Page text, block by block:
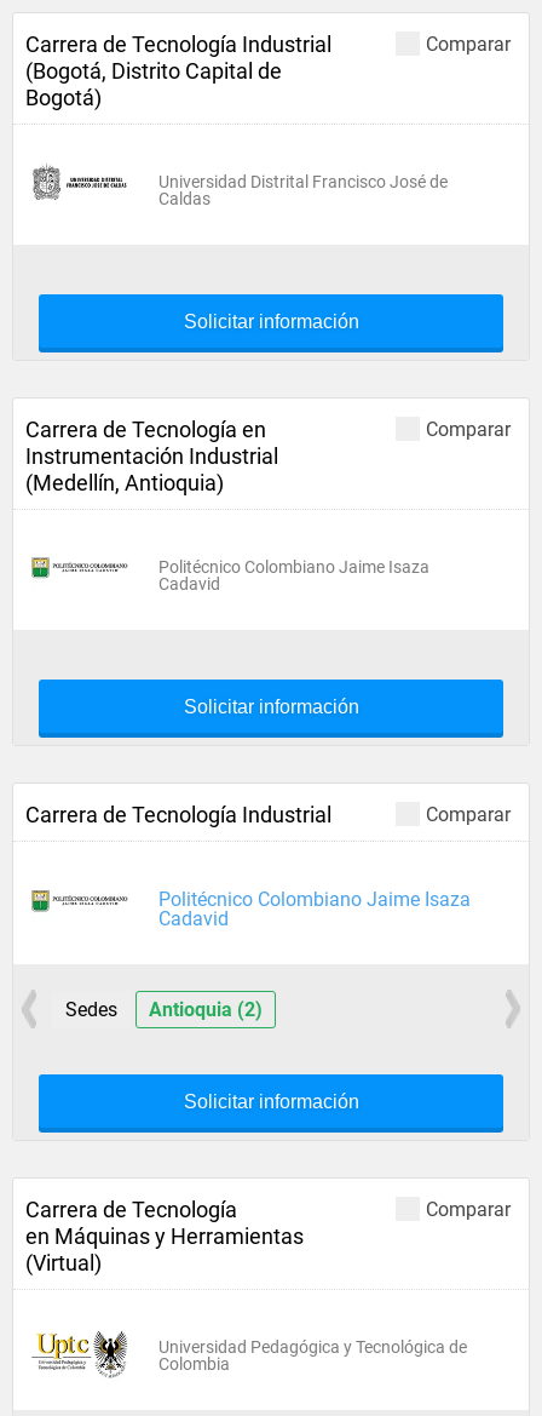
Comparar
Carrera de Tecnología Industrial
(Bogotá, Distrito Capital de
Bogotá)
Universidad Distrital Francisco José de
Caldas
Solicitar información
Comparar
Carrera de Tecnología en
Instrumentación Industrial
(Medellín, Antioquia)
Politécnico Colombiano Jaime Isaza
Cadavid
Solicitar información
Comparar
Carrera de Tecnología Industrial
Politécnico Colombiano Jaime Isaza
Cadavid
Sedes Antioquia (2)
Solicitar información
Comparar
Carrera de Tecnología
en Máquinas y Herramientas
(Virtual)
Universidad Pedagógica y Tecnológica de
Colombia